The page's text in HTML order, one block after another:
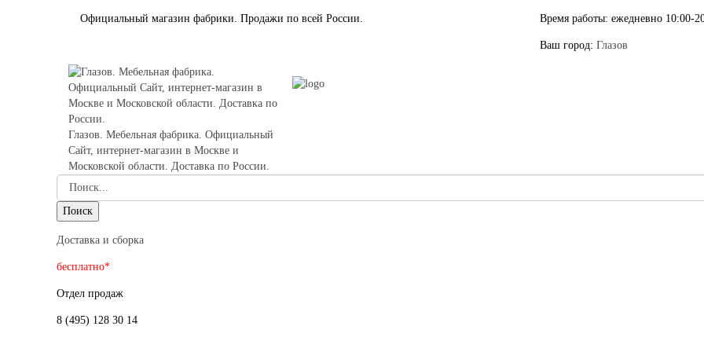
Официальный магазин фабрики. Продажи по всей России. Время работы: ежедневно 10:00-
Ваш город: Глазов
Глазов. Мебельная фабрика. Официальный
Сайт, интернет-магазин в Москве и
Московской области. Доставка по России.
Доставка и сборка
бесплатно*
Отдел продаж
8 (495) 128 30 14